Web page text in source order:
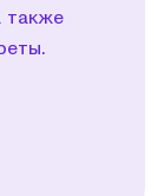
также